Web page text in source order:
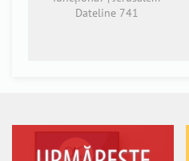
Dateline 741